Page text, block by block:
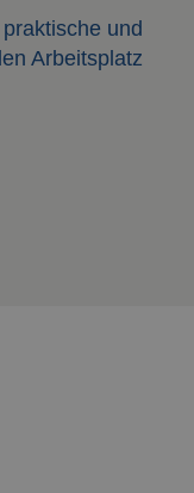
und
Arbeitsplatz